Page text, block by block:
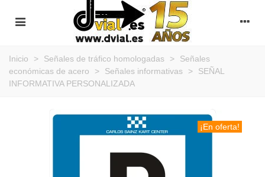
Inicio > Señales de tráfico homologadas >
Señales
económicas de acero
> Señales informativas >
SEÑAL
INFORMATIVA PERSONALIZADA
¡En oferta!